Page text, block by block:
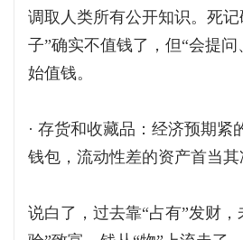
调取人类所有公开知识。死记
子”确实不值钱了，但“会提
始值钱。
· 存货和收藏品：经济预期紧
钱包，流动性差的资产首当其
说白了，过去靠“占有”发财，